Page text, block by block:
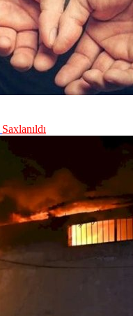
Saxlanıldı